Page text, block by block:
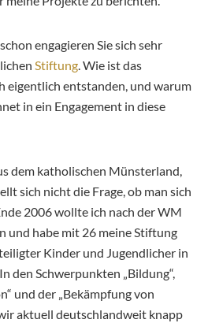
engagieren Sie sich sehr
Stiftung. Wie ist das
eigentlich entstanden, und warum
in ein Engagement in diese
dem katholischen Münsterland,
sich nicht die Frage, ob man sich
2006 wollte ich nach der WM
und habe mit 26 meine Stiftung
Kinder und Jugendlicher in
den Schwerpunkten „Bildung“,
und der „Bekämpfung von
aktuell deutschlandweit knapp